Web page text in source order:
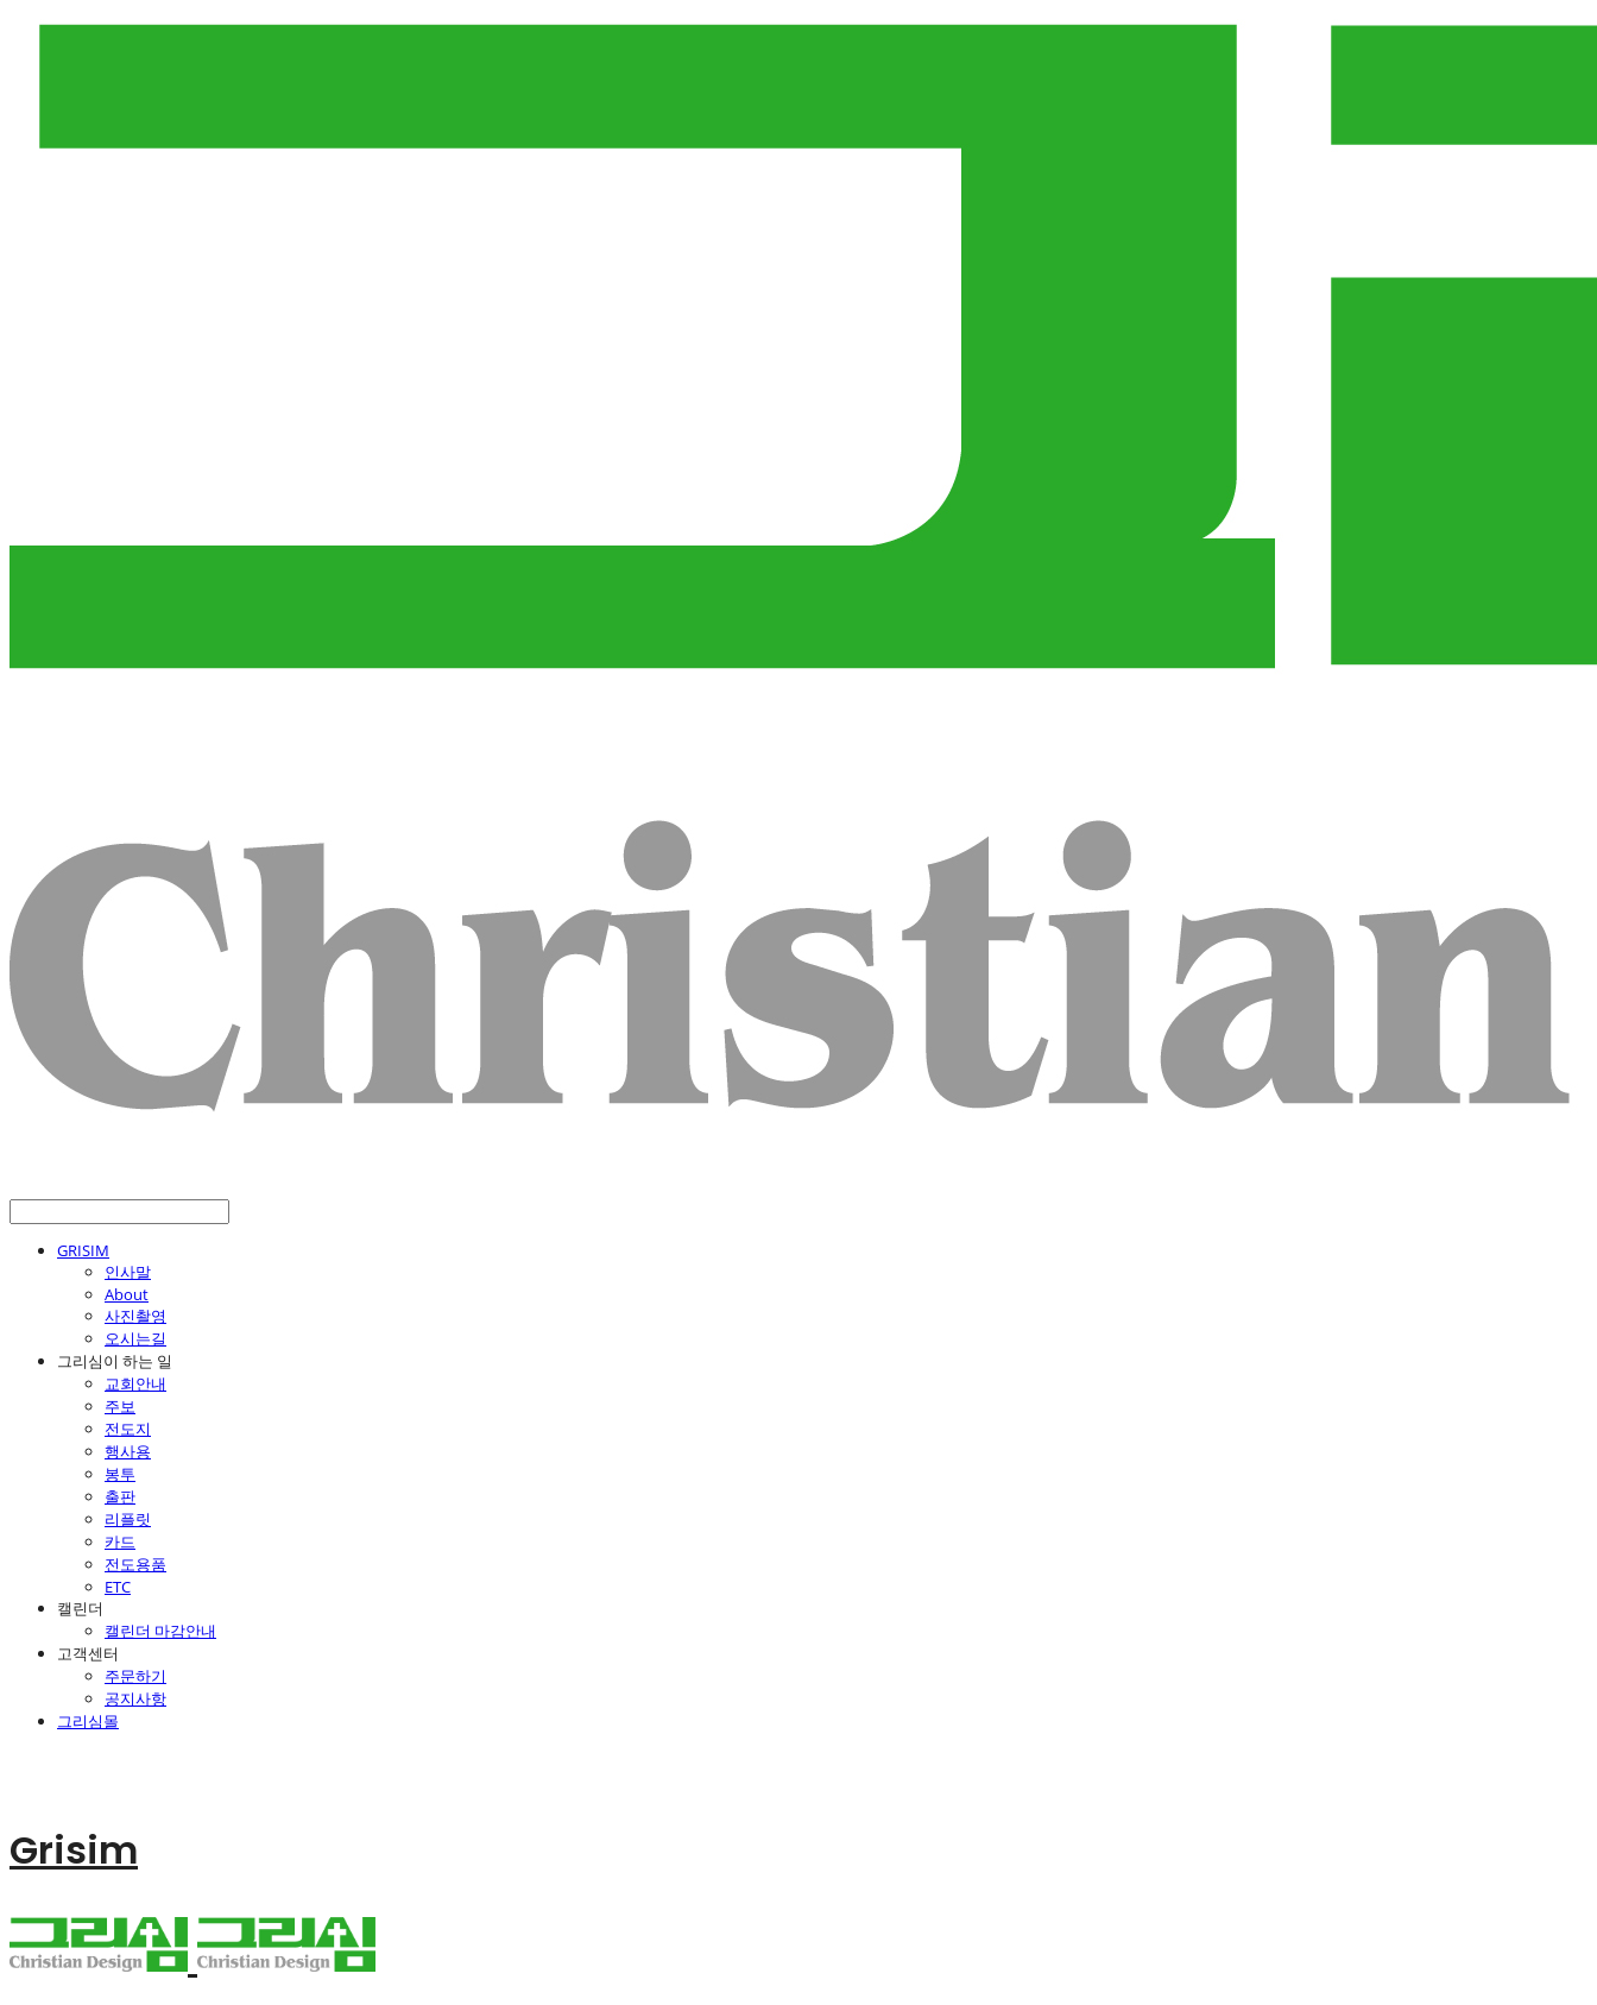
GRISIM
인사말
About
사진촬영
오시는길
그리심이 하는 일
교회안내
주보
전도지
행사용
봉투
출판
리플릿
카드
전도용품
ETC
캘린더
캘린더 마감안내
고객센터
주문하기
공지사항
그리심몰
Grisim